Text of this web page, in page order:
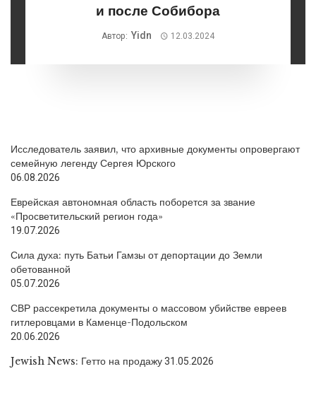
и после Собибора
Автор: Yidn 12.03.2024
Исследователь заявил, что архивные документы опровергают
семейную легенду Сергея Юрского
06.08.2026
Еврейская автономная область поборется за звание
«Просветительский регион года»
19.07.2026
Сила духа: путь Батьи Гамзы от депортации до Земли
обетованной
05.07.2026
СВР рассекретила документы о массовом убийстве евреев
гитлеровцами в Каменце-Подольском
20.06.2026
Jewish News: Гетто на продажу31.05.2026